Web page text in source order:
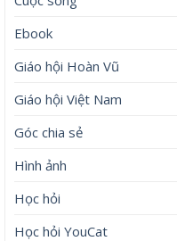
Ebook
Giáo hội Hoàn Vũ
Giáo hội Việt Nam
Góc chia sẻ
Hình ảnh
Học hỏi
Học hỏi YouCat